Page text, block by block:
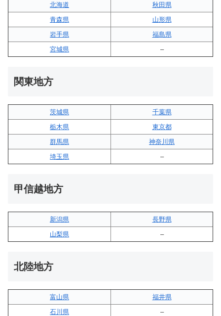
北海道
秋田県
青森県
山形県
岩手県
福島県
宮城県
–
関東地方
茨城県
千葉県
栃木県
東京都
群馬県
神奈川県
埼玉県
–
甲信越地方
新潟県
長野県
山梨県
–
北陸地方
富山県
福井県
石川県
–